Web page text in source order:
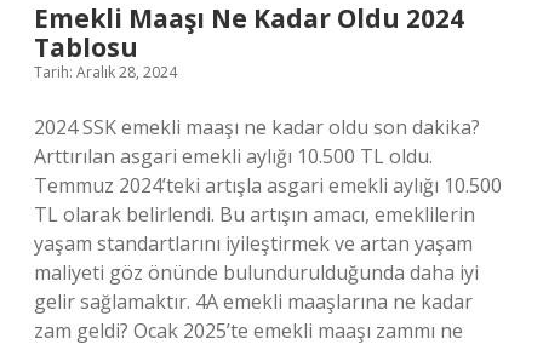
Emekli Maaşı Ne Kadar Oldu 2024
Tablosu
Tarih: Aralık 28, 2024
2024 SSK emekli maaşı ne kadar oldu son dakika?
Arttırılan asgari emekli aylığı 10.500 TL oldu.
Temmuz 2024’teki artışla asgari emekli aylığı 10.500
TL olarak belirlendi. Bu artışın amacı, emeklilerin
yaşam standartlarını iyileştirmek ve artan yaşam
maliyeti göz önünde bulundurulduğunda daha iyi
gelir sağlamaktır. 4A emekli maaşlarına ne kadar
zam geldi? Ocak 2025’te emekli maaşı zammı ne